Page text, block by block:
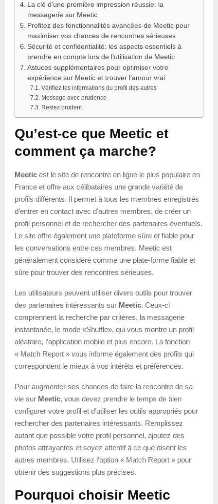
La clé d’une première impression réussie: la
messagerie sur Meetic
Profitez des fonctionnalités avancées de Meetic pour
maximiser vos chances de rencontres sérieuses
Sécurité et confidentialité: les aspects essentiels à
prendre en compte lors de l’utilisation de Meetic
Astuces supplémentaires pour optimiser votre
expérience sur Meetic et trouver l’amour vrai
Vérifiez les informations du profil des autres
Message avec prudence
Restez prudent
Qu’est-ce que Meetic et
comment ça marche?
Meetic est le site de rencontre en ligne le plus populaire en
France et offre aux célibataires une grande variété de
profils différents. Il permet à tous les membres enregistrés
d’entrer en contact avec d’autres membres, de créer un
profil personnel et de rechercher des partenaires éventuels.
Le site offre également une plateforme sûre et fiable pour
les conversations entre ces membres. Meetic est
généralement considéré comme une plate-forme fiable et
sûre pour trouver des rencontres sérieuses.
Les utilisateurs peuvent utiliser divers outils pour trouver
des partenaires intéressants sur Meetic. Ceux-ci
comprennent la recherche par critères, la messagerie
instantanée, le mode «Shuffle», qui vous montre un profil
aléatoire, l’application mobile et plus encore. La fonction
« Match Report » vous informe également des profils qui
correspondent le mieux à vos intérêts et préférences.
Pour augmenter ses chances de faire la rencontre de sa
vie sur Meetic, vous devez prendre le temps de bien
configurer votre profil et d’utiliser les outils appropriés pour
rechercher des partenaires intéressants. Remplissez
autant que possible votre profil personnel, ajoutez des
photos attrayantes et soyez attentif à ce que disent les
autres membres. Utilisez l’option « Match Report » pour
obtenir des suggestions plus précises.
Pourquoi choisir Meetic